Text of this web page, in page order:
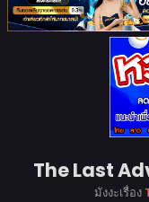
The Last
มังงะเรื่อง